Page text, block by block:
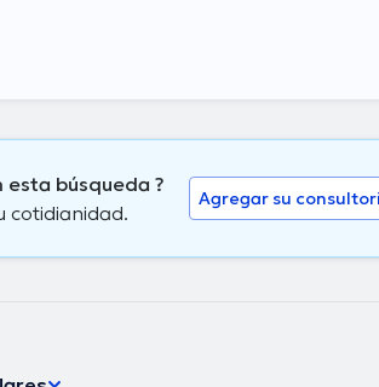
esta búsqueda ?
cotidianidad.
Agregar su